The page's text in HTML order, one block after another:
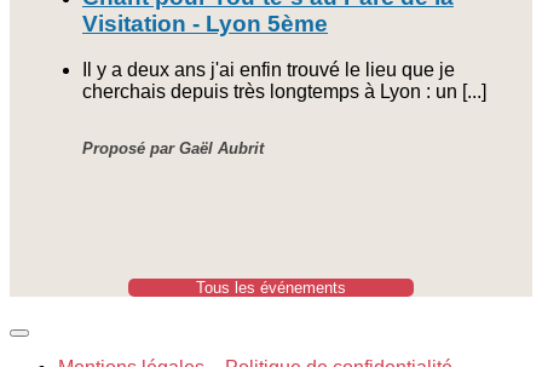
Visitation - Lyon 5ème
Il y a deux ans j'ai enfin trouvé le lieu que je
cherchais depuis très longtemps à Lyon : un [...]
Proposé par Gaël Aubrit
Tous les événements